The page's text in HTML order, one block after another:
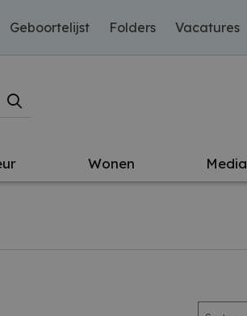
Geboortelijst Folders Vacatures
Wonen Media